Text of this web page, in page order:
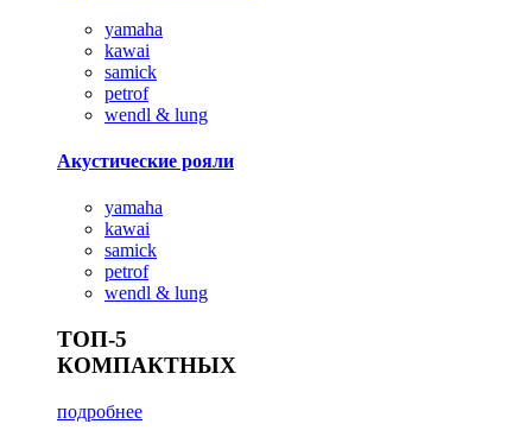
yamaha
kawai
samick
petrof
wendl & lung
Акустические рояли
yamaha
kawai
samick
petrof
wendl & lung
ТОП-5
КОМПАКТНЫХ
подробнее